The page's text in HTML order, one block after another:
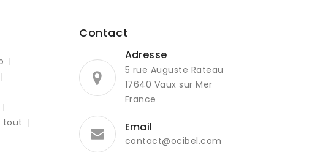
tout
Contact
Adresse
5 rue Auguste Rateau
17640 Vaux sur Mer
France
Email
contact@ocibel.com